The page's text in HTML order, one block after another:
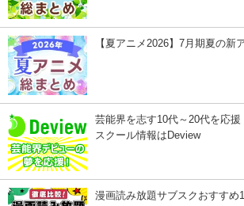
【夏アニメ2026】7月期夏の新
芸能界を志す10代～20代を応援
スクール情報はDeview
漫画読み放題サブスクおすすめ